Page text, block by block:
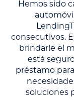
Hemos sido
consecutivos.
brindarle el
está
préstamo
soluciones